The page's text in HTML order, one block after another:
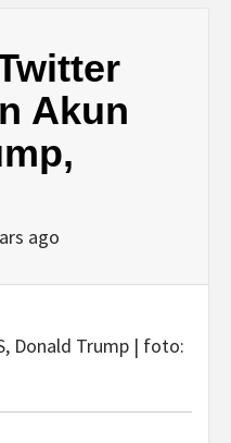
Akun
ago
Donald Trump | foto: